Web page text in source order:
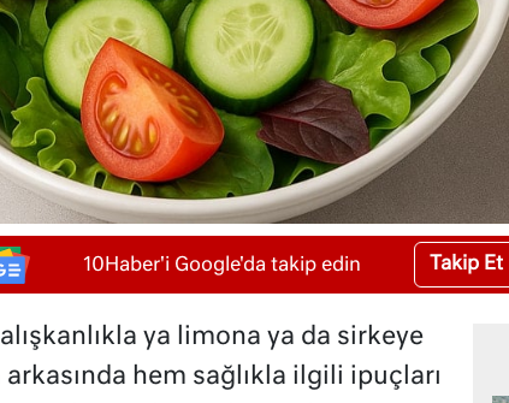
10Haber'i Google'da takip edin Takip Et
ya limona ya da sirkeye
hem sağlıkla ilgili ipuçları